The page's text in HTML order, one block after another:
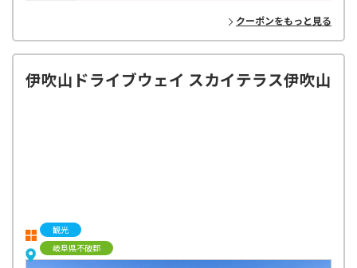
クーポンをもっと見る
伊吹山ドライブウェイ スカイテラス伊吹山
観光
岐阜県不破郡